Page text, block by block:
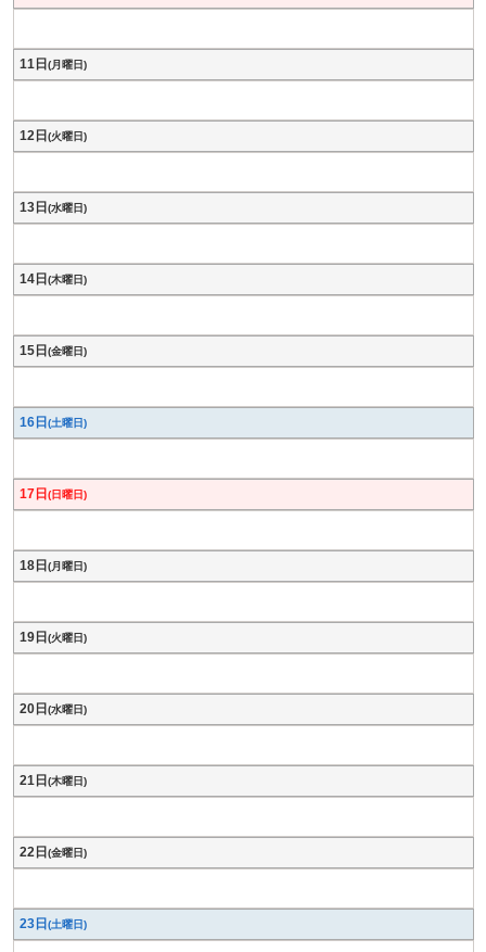
11日 (月曜日)
12日 (火曜日)
13日 (水曜日)
14日 (木曜日)
15日 (金曜日)
16日 (土曜日)
17日 (日曜日)
18日 (月曜日)
19日 (火曜日)
20日 (水曜日)
21日 (木曜日)
22日 (金曜日)
23日 (土曜日)